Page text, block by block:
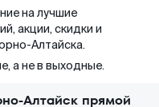
на лучшие
акции, скидки и
Алтайска.
а не в выходные.
Алтайск прямой